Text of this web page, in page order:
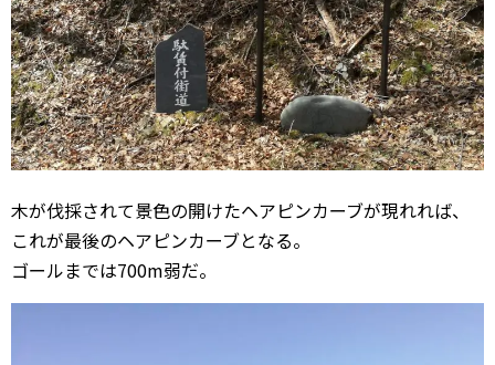
木が伐採されて景色の開けたヘアピンカーブが現れれば、
これが最後のヘアピンカーブとなる。
ゴールまでは700m弱だ。